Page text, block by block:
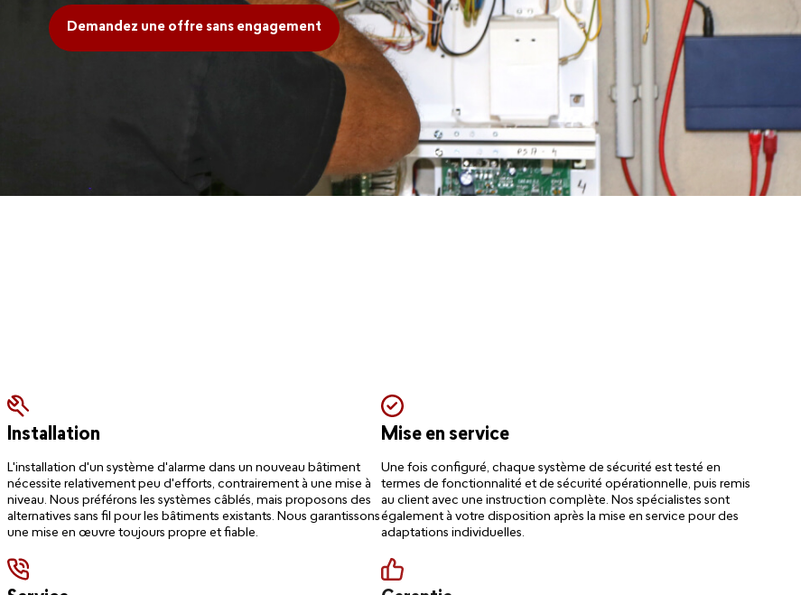
Demandez une offre sans engagement
Installation
L'installation d'un système d'alarme dans un nouveau bâtiment
nécessite relativement peu d'efforts, contrairement à une mise à
niveau. Nous préférons les systèmes câblés, mais proposons des
alternatives sans fil pour les bâtiments existants. Nous garantissons
une mise en œuvre toujours propre et fiable.
Mise en service
Une fois configuré, chaque système de sécurité est testé en
termes de fonctionnalité et de sécurité opérationnelle, puis remis
au client avec une instruction complète. Nos spécialistes sont
également à votre disposition après la mise en service pour des
adaptations individuelles.